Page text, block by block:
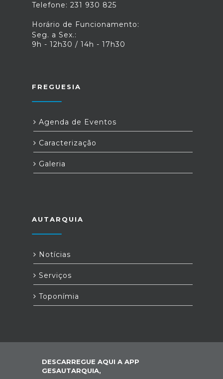
Telefone: 231 930 825
Horário de Funcionamento:
Seg. a Sex.:
9h - 12h30 / 14h - 17h30
FREGUESIA
Agenda de Eventos
Caracterização
Galeria
AUTARQUIA
Notícias
Serviços
Toponímia
DESCARREGUE AQUI A APP
GESAUTARQUIA,